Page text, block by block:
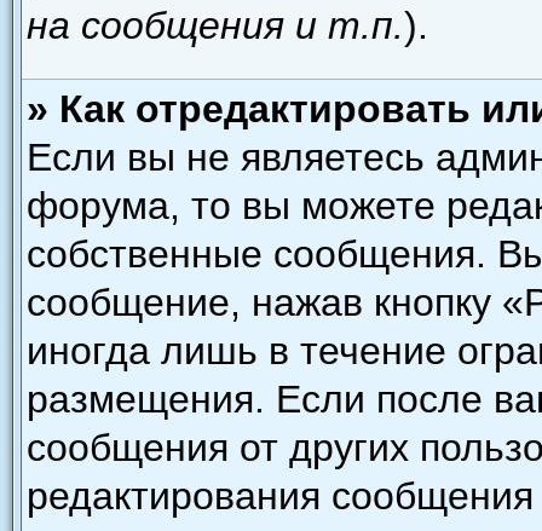
на сообщения и т.п.).
» Как отредактировать
Если вы не являетесь
форума, то вы можете
собственные сообщения.
сообщение, нажав кнопку
иногда лишь в течение
размещения. Если после
сообщения от других
редактирования